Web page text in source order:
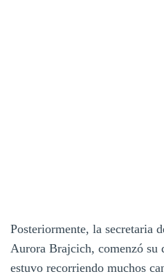
Posteriormente, la secretaria
Aurora Brajcich, comenzó su
estuvo recorriendo muchos